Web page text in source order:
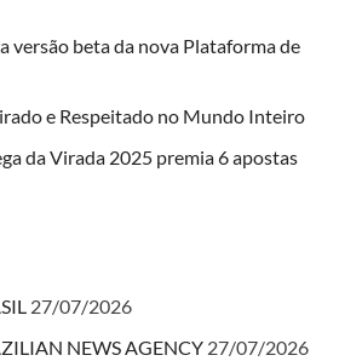
versão beta da nova Plataforma de
e Respeitado no Mundo Inteiro
da Virada 2025 premia 6 apostas
27/07/2026
NEWS AGENCY 27/07/2026